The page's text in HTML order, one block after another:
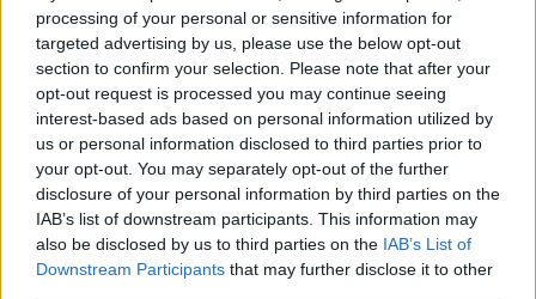
processing of your personal or sensitive information for
targeted advertising by us, please use the below opt-out
section to confirm your selection. Please note that after your
opt-out request is processed you may continue seeing
interest-based ads based on personal information utilized by
us or personal information disclosed to third parties prior to
your opt-out. You may separately opt-out of the further
disclosure of your personal information by third parties on the
IAB’s list of downstream participants. This information may
also be disclosed by us to third parties on the IAB’s List of
Downstream Participants that may further disclose it to other
Acné
Keppra (245)
Epilepsie
Doxycycline (243)
Antibiotiques - tetracyclines
Laroxyl (239)
Dépression - antidépresseurs TCA
Risperdal (230)
Psychose / schizophrénie - antipsychotique